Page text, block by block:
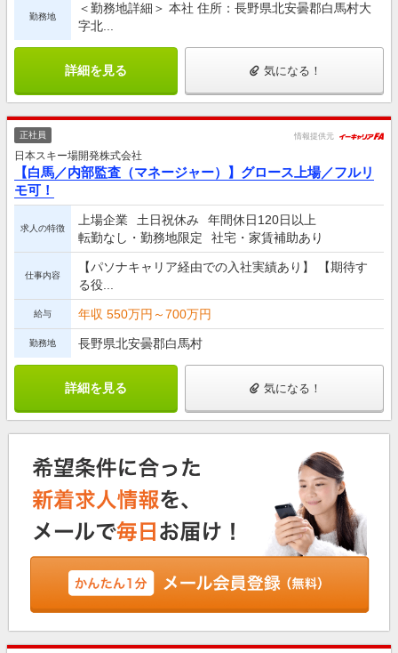
勤務地
＜勤務地詳細＞ 本社 住所：長野県北安曇郡白馬村大
字北...
詳細を見る 気になる！
正社員 情報提供元
日本スキー場開発株式会社
【白馬／内部監査（マネージャー）】グロース上場／フルリ
モ可！
求人の特徴
上場企業 土日祝休み
年間休日120日以上
転勤なし・勤務地限定
社宅・家賃補助あり
仕事内容
【パソナキャリア経由での入社実績あり】 【期待す
る役...
給与 年収 550万円～700万円
勤務地 長野県北安曇郡白馬村
詳細を見る 気になる！